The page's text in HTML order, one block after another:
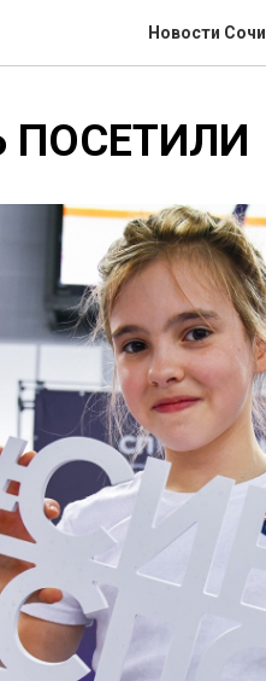
Новости Сочи
ПОСЕТИЛИ